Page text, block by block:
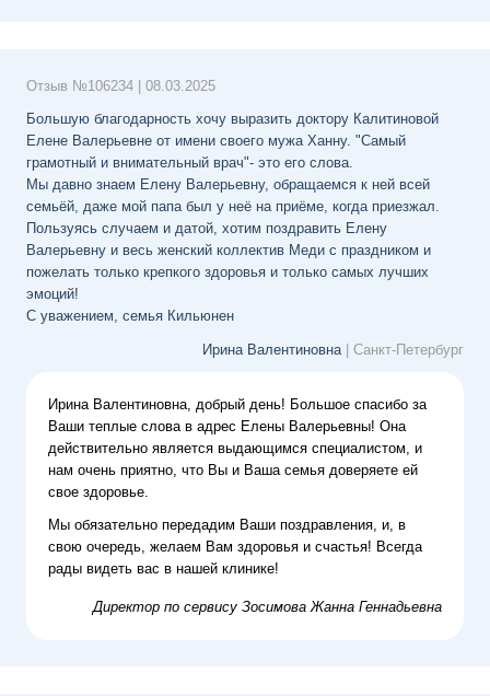
Отзыв №106234
08.03.2025
Большую благодарность хочу выразить доктору Калитиновой
Елене Валерьевне от имени своего мужа Ханну. "Самый
грамотный и внимательный врач"- это его слова.
Мы давно знаем Елену Валерьевну, обращаемся к ней всей
семьёй, даже мой папа был у неё на приёме, когда приезжал.
Пользуясь случаем и датой, хотим поздравить Елену
Валерьевну и весь женский коллектив Меди с праздником и
пожелать только крепкого здоровья и только самых лучших
эмоций!
С уважением, семья Кильюнен
Ирина Валентиновна | Санкт-Петербург
Ирина Валентиновна, добрый день! Большое спасибо за
Ваши теплые слова в адрес Елены Валерьевны! Она
действительно является выдающимся специалистом, и
нам очень приятно, что Вы и Ваша семья доверяете ей
свое здоровье.
Мы обязательно передадим Ваши поздравления, и, в
свою очередь, желаем Вам здоровья и счастья! Всегда
рады видеть вас в нашей клинике!
Директор по сервису Зосимова Жанна Геннадьевна